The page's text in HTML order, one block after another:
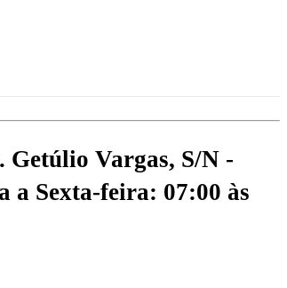
Getúlio Vargas, S/N -
a Sexta-feira: 07:00 às